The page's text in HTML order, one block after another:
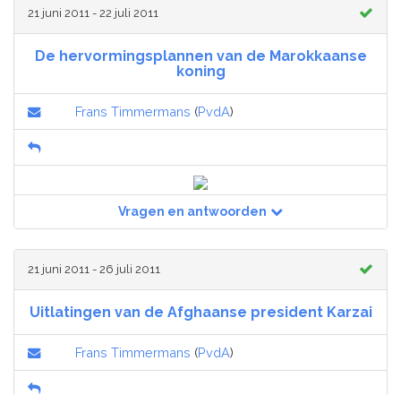
21 juni 2011 - 22 juli 2011
De hervormingsplannen van de Marokkaanse
koning
Frans Timmermans (PvdA)
Vragen en antwoorden
21 juni 2011 - 26 juli 2011
Uitlatingen van de Afghaanse president Karzai
Frans Timmermans (PvdA)